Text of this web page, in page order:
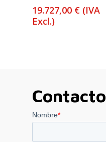
19.727,00 € (IVA
Excl.)
Contacto